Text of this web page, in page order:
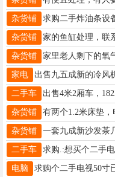
杂货铺 求购二手炸油条设
杂货铺 家的鱼缸处理，联
杂货铺
家电 出售九五成新的冷风
二手车 出售4米2厢车，
杂货铺 有两个1.2米床垫，
杂货铺
二手车 求购.:想买个二手
电脑